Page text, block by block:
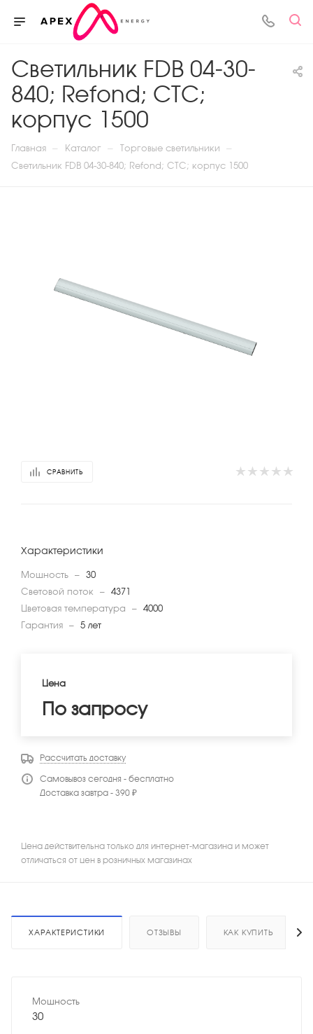
Светильник FDB 04-30-
840; Refond; СТС;
корпус 1500
Главная — Каталог — Торговые светильники —
Светильник FDB 04-30-840; Refond; СТС; корпус 1500
СРАВНИТЬ
Характеристики
Мощность — 30
Световой поток
— 4371
Цветовая температура
— 4000
Гарантия — 5 лет
Цена
По запросу
Рассчитать доставку
Самовывоз сегодня - бесплатно
Доставка завтра - 390 ₽
Цена действительна только для интернет-магазина и может
отличаться от цен в розничных магазинах
ХАРАКТЕРИСТИКИ ОТЗЫВЫ КАК КУПИТЬ
Мощность
30